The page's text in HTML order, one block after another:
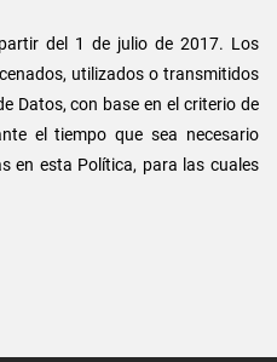
del 1 de julio de 2017. Los
utilizados o transmitidos
Datos, con base en el criterio de
el tiempo que sea necesario
en esta Política, para las cuales